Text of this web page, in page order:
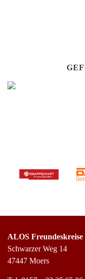
ALOS
Schwarzer Weg 14
47447 Moers